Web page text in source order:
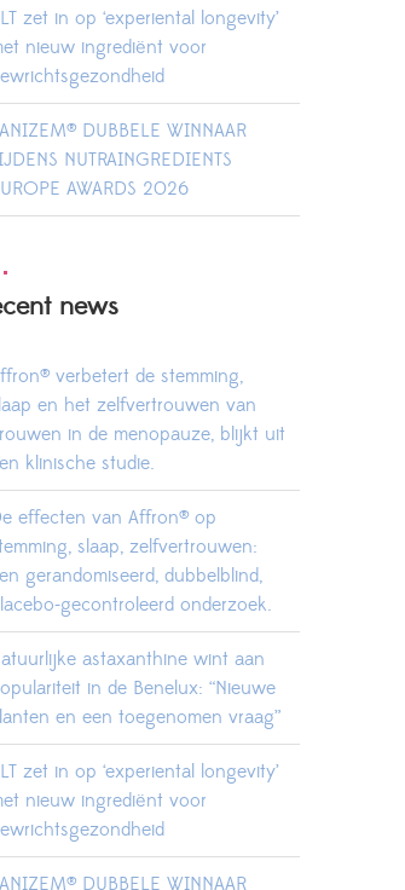
zet in op ‘experiental longevity’
nieuw ingrediënt voor
DUBBELE WINNAAR
NUTRAINGREDIENTS
AWARDS 2026
news
verbetert de stemming,
en het zelfvertrouwen van
in de menopauze, blijkt uit
klinische studie.
effecten van Affron® op
slaap, zelfvertrouwen:
gerandomiseerd, dubbelblind,
gecontroleerd onderzoek.
astaxanthine wint aan
in de Benelux: “Nieuwe
en een toegenomen vraag”
zet in op ‘experiental longevity’
nieuw ingrediënt voor
DUBBELE WINNAAR